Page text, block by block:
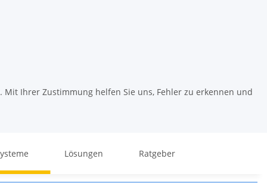
Ihrer Zustimmung helfen Sie uns, Fehler zu erkennen und
Lösungen Ratgeber